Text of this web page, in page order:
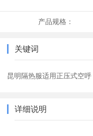
产品规格：
关键词
昆明隔热服适用正压式空呼
详细说明